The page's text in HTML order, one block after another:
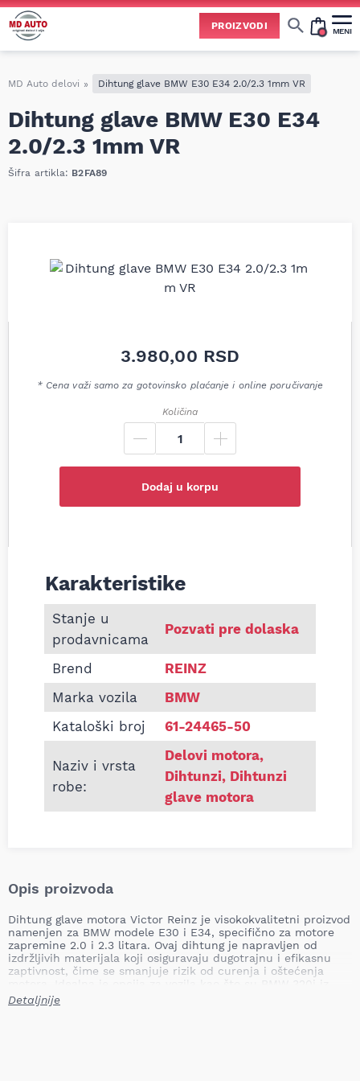
PROIZVODI MENI
MD Auto delovi » Dihtung glave BMW E30 E34 2.0/2.3 1mm VR
Dihtung glave BMW E30 E34
2.0/2.3 1mm VR
Šifra artikla: B2FA89
3.980,00 RSD
* Cena važi samo za gotovinsko plaćanje i online poručivanje
Količina
Dodaj u korpu
Informacije o Dihtung glave BMW E30 E34 2.0/2.3
Karakteristike
Stanje u
prodavnicama
Pozvati pre dolaska
Brend
REINZ
Marka vozila
BMW
Kataloški broj
61-24465-50
Naziv i vrsta
robe:
Delovi motora,
Dihtunzi, Dihtunzi
glave motora
Opis proizvoda
Dihtung glave motora Victor Reinz je visokokvalitetni proizvod
namenjen za BMW modele E30 i E34, specifično za motore
zapremine 2.0 i 2.3 litara. Ovaj dihtung je napravljen od
izdržljivih materijala koji osiguravaju dugotrajnu i efikasnu
zaptivnost, čime se smanjuje rizik od curenja i oštećenja
1986. godine i BMW 520i E34 iz 1988. godine.
Detaljnije